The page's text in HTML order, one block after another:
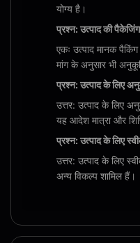
योग्य है।
प्रश्न: उत्पाद की
एकः उत्पाद मानक
मांग के अनुसार भी
प्रश्न: उत्पाद के लिए
उत्तर: उत्पाद के लिए
यह आदेश मात्रा और
प्रश्न: उत्पाद के लिए
उत्तर: उत्पाद के लिए
अन्य विकल्प शामिल हैं।